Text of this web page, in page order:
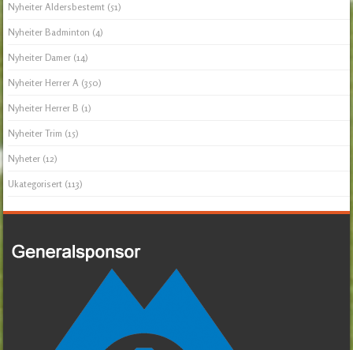
Nyheiter Aldersbestemt (51)
Nyheiter Badminton (4)
Nyheiter Damer (14)
Nyheiter Herrer A (350)
Nyheiter Herrer B (1)
Nyheiter Trim (15)
Nyheter (12)
Ukategorisert (113)